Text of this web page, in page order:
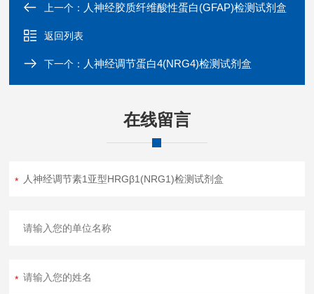
上一个： 人神经胶质纤维酸性蛋白(GFAP)检测试剂盒
返回列表
下一个： 人神经调节蛋白4(NRG4)检测试剂盒
在线留言